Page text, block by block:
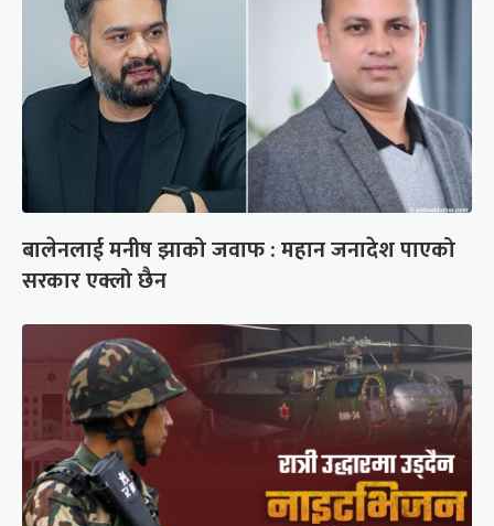
बालेनलाई मनीष झाको जवाफ : महान जनादेश पाएको
सरकार एक्लो छैन